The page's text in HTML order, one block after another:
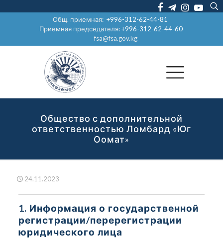
Общ. приемная:+996-312-62-44-81
Приемная председателя:+996-312-62-44-60
fsa@fsa.gov.kg
Общество с дополнительной
ответственностью Ломбард «Юг
Оомат»
24.11.2023
1. Информация о государственной
регистрации/перерегистрации
юридического лица